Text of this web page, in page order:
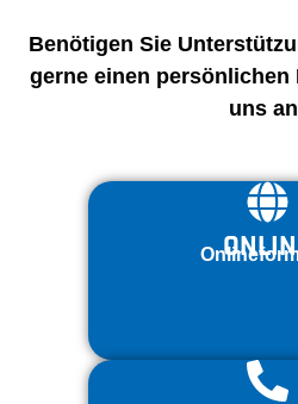
Benötigen Sie
gerne einen
uns